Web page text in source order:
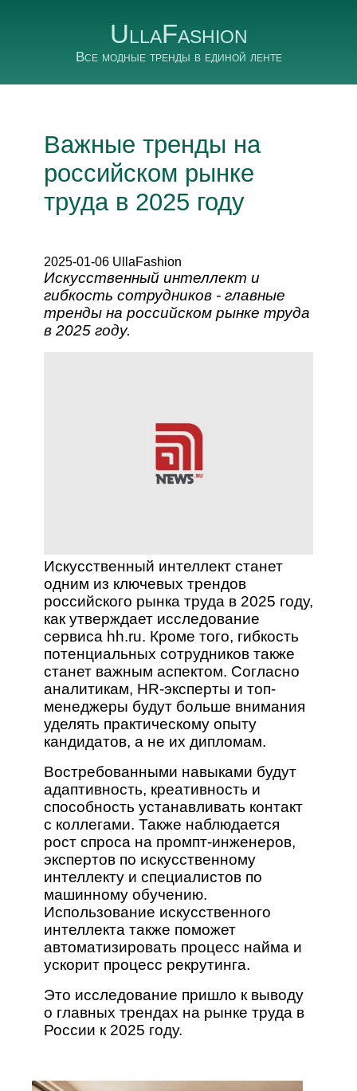
UllaFashion
Все модные тренды в единой ленте
Важные тренды на
российском рынке
труда в 2025 году
2025-01-06 UllaFashion
Искусственный интеллект и
гибкость сотрудников - главные
тренды на российском рынке труда
в 2025 году.
Искусственный интеллект станет
одним из ключевых трендов
российского рынка труда в 2025 году,
как утверждает исследование
сервиса hh.ru. Кроме того, гибкость
потенциальных сотрудников также
станет важным аспектом. Согласно
аналитикам, HR-эксперты и топ-
менеджеры будут больше внимания
уделять практическому опыту
кандидатов, а не их дипломам.
Востребованными навыками будут
адаптивность, креативность и
способность устанавливать контакт
с коллегами. Также наблюдается
рост спроса на промпт-инженеров,
экспертов по искусственному
интеллекту и специалистов по
машинному обучению.
Использование искусственного
интеллекта также поможет
автоматизировать процесс найма и
ускорит процесс рекрутинга.
Это исследование пришло к выводу
о главных трендах на рынке труда в
России к 2025 году.